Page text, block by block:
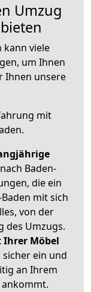
Umzug
kann viele
um Ihnen
Ihnen unsere
mit
.
Baden-
die ein
mit sich
von der
des Umzugs.
Ihrer Möbel
sicher ein und
an Ihrem
ankommt.